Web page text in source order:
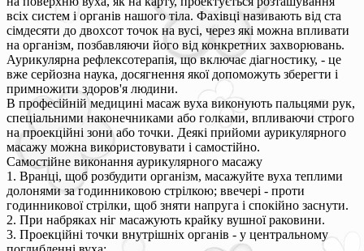
всіх систем і органів нашого тіла. Фахівці називають від ста
сімдесяти до двохсот точок на вусі, через які можна впливати
на організм, позбавляючи його від конкретних захворювань.
Аурикулярна рефлексотерапія, що включає діагностику, - це
вже серйозна наука, досягнення якої допоможуть зберегти і
примножити здоров'я людини.
В професійній медицині масаж вуха виконують пальцями рук,
спеціальними наконечниками або голками, впливаючи строго
на проекційні зони або точки. Деякі прийоми аурикулярного
масажу можна використовувати і самостійно.
Самостійне виконання аурикулярного масажу
1. Вранці, щоб розбудити організм, масажуйте вуха теплими
долонями за годинниковою стрілкою; ввечері - проти
годинникової стрілки, щоб зняти напруга і спокійно заснути.
2. При набряках ніг масажують крайку вушної раковини.
3. Проекційні точки внутрішніх органів - у центральному